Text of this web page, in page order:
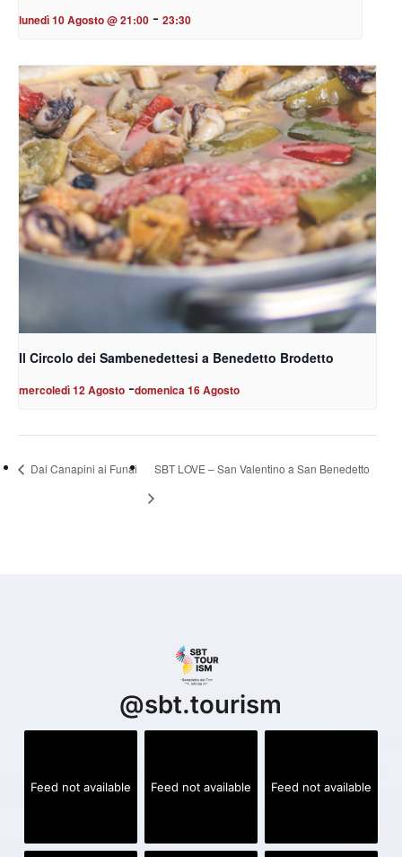
lunedì 10 Agosto @ 21:00 - 23:30
Il Circolo dei Sambenedettesi a Benedetto Brodetto
mercoledì 12 Agosto -domenica 16 Agosto
Dai Canapini ai Funai SBT LOVE – San Valentino a San Benedetto
@sbt.tourism
Feed not available Feed not available Feed not available